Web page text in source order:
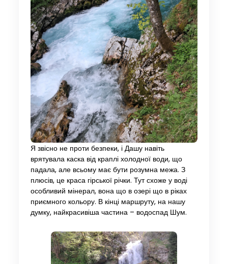
Я звісно не проти безпеки, і Дашу навіть
врятувала каска від краплі холодної води, що
падала, але всьому має бути розумна межа. З
плюсів, це краса гірської річки. Тут схоже у воді
особливий мінерал, вона що в озері що в ріках
приємного кольору. В кінці маршруту, на нашу
думку, найкрасивіша частина – водоспад Шум.